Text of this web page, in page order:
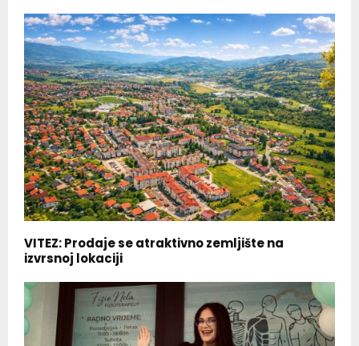
VITEZ: Prodaje se atraktivno zemljište na
izvrsnoj lokaciji